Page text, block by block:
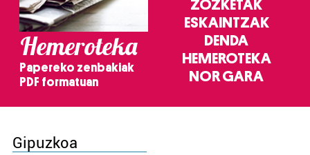
Hemeroteka
Papereko zenbakiak
PDF formatuan
ZOZKETAK
ESKAINTZAK
DENDA
HEMEROTEKA
NOR GARA
Gipuzkoa